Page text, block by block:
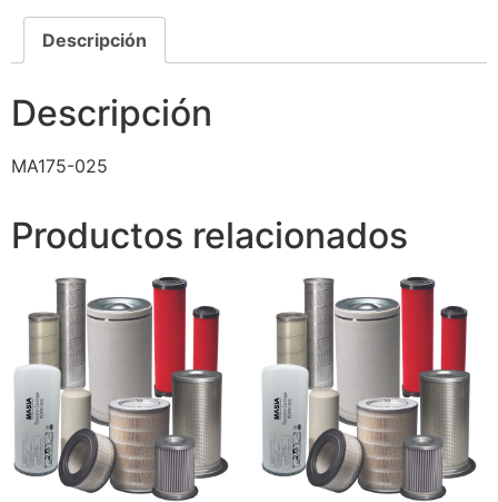
Descripción
Descripción
MA175-025
Productos relacionados